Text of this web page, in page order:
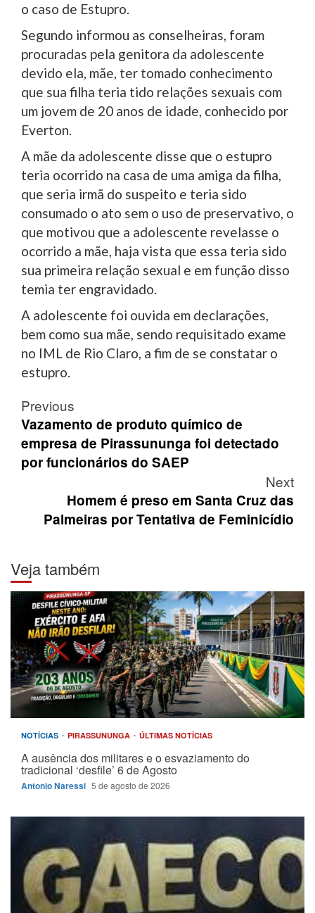
o caso de Estupro.
Segundo informou as conselheiras, foram
procuradas pela genitora da adolescente
devido ela, mãe, ter tomado conhecimento
que sua filha teria tido relações sexuais com
um jovem de 20 anos de idade, conhecido por
Everton.
A mãe da adolescente disse que o estupro
teria ocorrido na casa de uma amiga da filha,
que seria irmã do suspeito e teria sido
consumado o ato sem o uso de preservativo, o
que motivou que a adolescente revelasse o
ocorrido a mãe, haja vista que essa teria sido
sua primeira relação sexual e em função disso
temia ter engravidado.
A adolescente foi ouvida em declarações,
bem como sua mãe, sendo requisitado exame
no IML de Rio Claro, a fim de se constatar o
estupro.
Post
navigation
Previous
Vazamento de produto químico de
empresa de Pirassununga foi detectado
por funcionários do SAEP
Next
Homem é preso em Santa Cruz das
Palmeiras por Tentativa de Feminicídio
Veja também
NOTÍCIAS PIRASSUNUNGA ÚLTIMAS NOTÍCIAS
A ausência dos militares e o esvaziamento do
tradicional ‘desfile’ 6 de Agosto
Antonio Naressi 5 de agosto de 2026